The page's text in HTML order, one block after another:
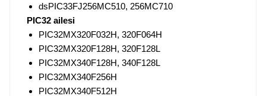
dsPIC33FJ256MC510, 256MC710
PIC32 ailesi
PIC32MX320F032H, 320F064H
PIC32MX320F128H, 320F128L
PIC32MX340F128H, 340F128L
PIC32MX340F256H
PIC32MX340F512H